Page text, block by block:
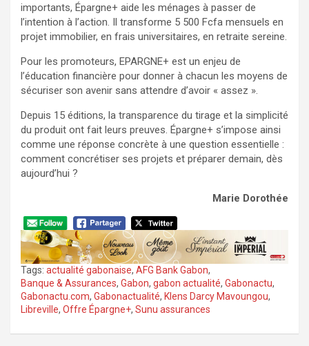
importants, Épargne+ aide les ménages à passer de
l’intention à l’action. Il transforme 5 500 Fcfa mensuels en
projet immobilier, en frais universitaires, en retraite sereine.
Pour les promoteurs, EPARGNE+ est un enjeu de
l’éducation financière pour donner à chacun les moyens de
sécuriser son avenir sans attendre d’avoir « assez ».
Depuis 15 éditions, la transparence du tirage et la simplicité
du produit ont fait leurs preuves. Épargne+ s’impose ainsi
comme une réponse concrète à une question essentielle :
comment concrétiser ses projets et préparer demain, dès
aujourd’hui ?
Marie Dorothée
Tags: actualité gabonaise, AFG Bank Gabon,
Banque & Assurances, Gabon, gabon actualité, Gabonactu,
Gabonactu.com, Gabonactualité, Klens Darcy Mavoungou,
Libreville, Offre Épargne+, Sunu assurances